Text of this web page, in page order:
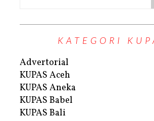
KATEGORI
Advertorial
KUPAS Aceh
KUPAS Aneka
KUPAS Babel
KUPAS Bali